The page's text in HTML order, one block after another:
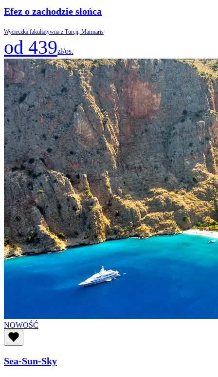
Efez o zachodzie słońca
Wycieczka fakultatywna z Turcji, Marmaris
od 439zł/os.
NOWOŚĆ
Sea-Sun-Sky